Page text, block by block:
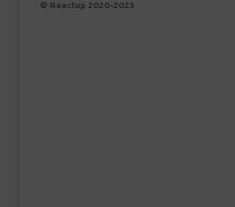
© Reactup 2020-2023